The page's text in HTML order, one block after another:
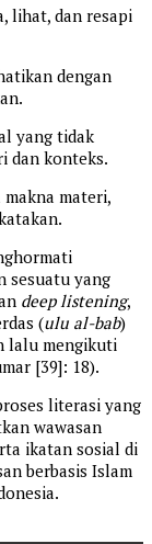
lihat, dan resapi
dengan
yang tidak
dan konteks.
materi,
sesuatu yang
deep listening,
(ulu al-bab)
lalu mengikuti
[39]: 18).
literasi yang
wawasan
ikatan sosial di
berbasis Islam